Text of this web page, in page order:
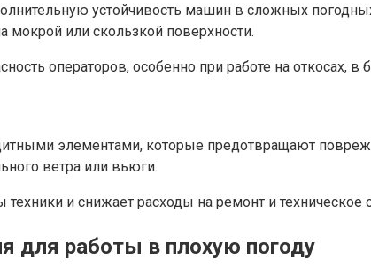
устойчивость машин в сложных
мокрой или скользкой поверхности.
операторов, особенно при работе на откосах,
элементами, которые предотвращают
ветра или вьюги.
и снижает расходы на ремонт и техническое
для работы в плохую погоду